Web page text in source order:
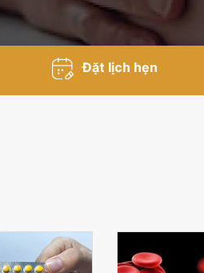
Đặt lịch hẹn